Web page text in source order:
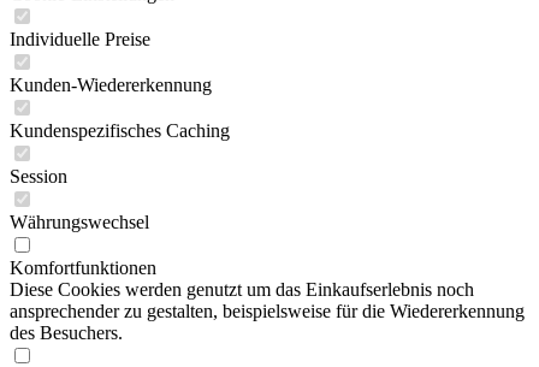
Individuelle Preise
Kunden-Wiedererkennung
Kundenspezifisches Caching
Session
Währungswechsel
Komfortfunktionen
Diese Cookies werden genutzt um das Einkaufserlebnis noch
ansprechender zu gestalten, beispielsweise für die Wiedererkennung
des Besuchers.